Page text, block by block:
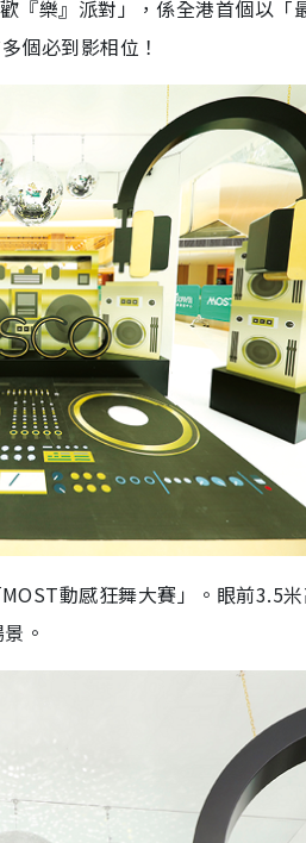
『樂』派對」，係全港首個以
個必到影相位！
動感狂舞大賽」。眼前3.5
。